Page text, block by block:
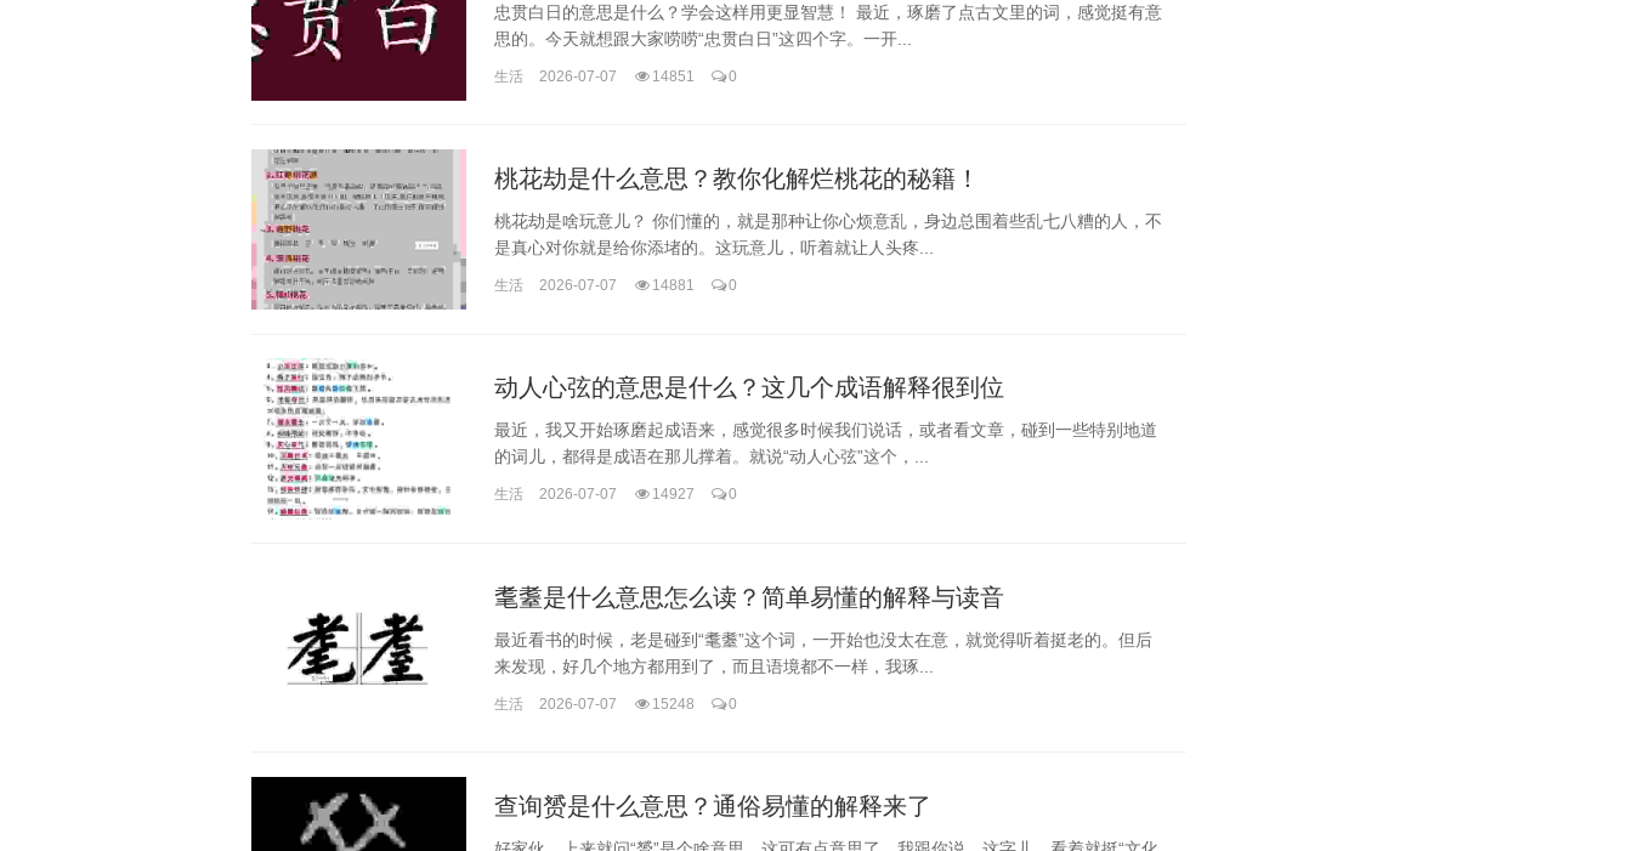
忠贯白日的意思是什么？学会这样用更显智慧！ 最近，琢磨了点古文里的词，感觉挺有意
思的。今天就想跟大家唠唠“忠贯白日”这四个字。一开...
生活 2026-07-07 14851 0
桃花劫是什么意思？教你化解烂桃花的秘籍！
桃花劫是啥玩意儿？ 你们懂的，就是那种让你心烦意乱，身边总围着些乱七八糟的人，不
是真心对你就是给你添堵的。这玩意儿，听着就让人头疼...
生活 2026-07-07 14881 0
动人心弦的意思是什么？这几个成语解释很到位
最近，我又开始琢磨起成语来，感觉很多时候我们说话，或者看文章，碰到一些特别地道
的词儿，都得是成语在那儿撑着。就说“动人心弦”这个，...
生活 2026-07-07 14927 0
耄耋是什么意思怎么读？简单易懂的解释与读音
最近看书的时候，老是碰到“耄耋”这个词，一开始也没太在意，就觉得听着挺老的。但后
来发现，好几个地方都用到了，而且语境都不一样，我琢...
生活 2026-07-07 15248 0
查询赟是什么意思？通俗易懂的解释来了